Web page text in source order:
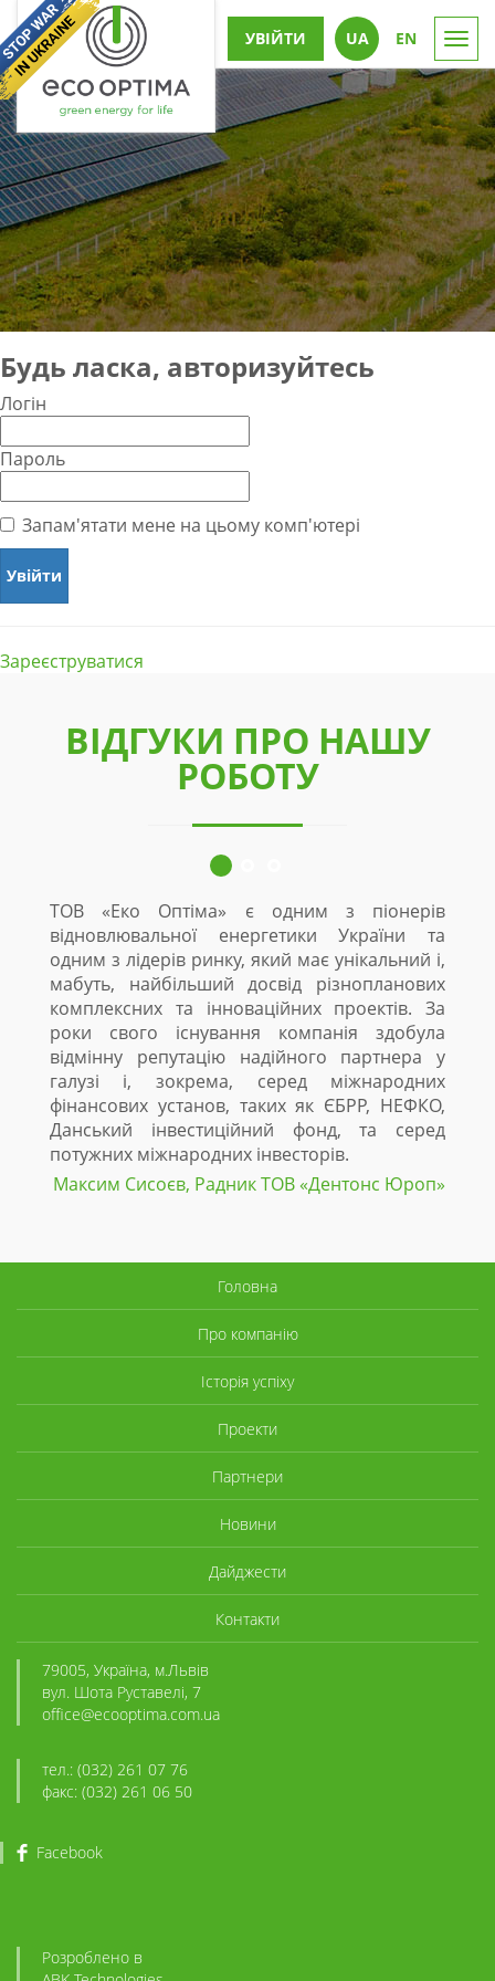
УВІЙТИ UА EN
Будь ласка, авторизуйтесь
Логін
Пароль
Запам'ятати мене на цьому комп'ютері
Зареєструватися
ВІДГУКИ ПРО НАШУ
РОБОТУ
ТОВ «Еко Оптіма» є одним з піонерів
відновлювальної енергетики України та
одним з лідерів ринку, який має унікальний і,
мабуть, найбільший досвід різнопланових
комплексних та інноваційних проектів. За
роки свого існування компанія здобула
відмінну репутацію надійного партнера у
галузі і, зокрема, серед міжнародних
фінансових установ, таких як ЄБРР, НЕФКО,
Данський інвестиційний фонд, та серед
потужних міжнародних інвесторів.
Максим Сисоєв, Радник ТОВ «Дентонc Юроп»
Головна
Про компанію
Історія успіху
Проекти
Партнери
Новини
Дайджести
Контакти
79005, Україна, м.Львів
вул. Шота Руставелі, 7
office@ecooptima.com.ua
тел.: (032) 261 07 76
факс: (032) 261 06 50
Facebook
Розроблено в